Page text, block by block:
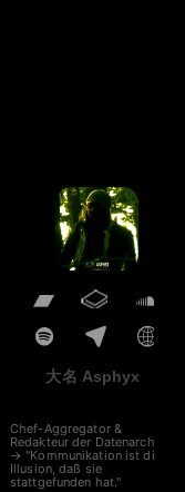
大名 Asphyx
Chef-Aggregator &
Redakteur der Datenarche
→ "Kommunikation ist die
Illusion, daß sie
stattgefunden hat."